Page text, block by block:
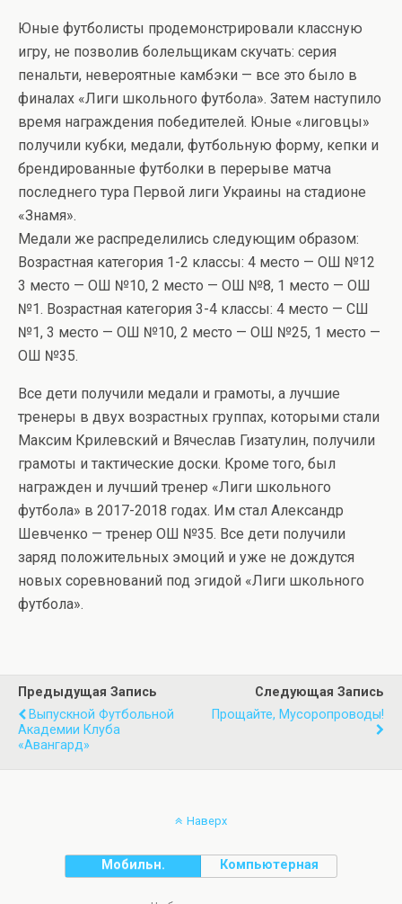
Юные футболисты продемонстрировали классную
игру, не позволив болельщикам скучать: серия
пенальти, невероятные камбэки — все это было в
финалах «Лиги школьного футбола». Затем наступило
время награждения победителей. Юные «лиговцы»
получили кубки, медали, футбольную форму, кепки и
брендированные футболки в перерыве матча
последнего тура Первой лиги Украины на стадионе
«Знамя».
Медали же распределились следующим образом:
Возрастная категория 1-2 классы: 4 место — ОШ №12
3 место — ОШ №10, 2 место — ОШ №8, 1 место — ОШ
№1. Возрастная категория 3-4 классы: 4 место — СШ
№1, 3 место — ОШ №10, 2 место — ОШ №25, 1 место —
ОШ №35.
Все дети получили медали и грамоты, а лучшие
тренеры в двух возрастных группах, которыми стали
Максим Крилевский и Вячеслав Гизатулин, получили
грамоты и тактические доски. Кроме того, был
награжден и лучший тренер «Лиги школьного
футбола» в 2017-2018 годах. Им стал Александр
Шевченко — тренер ОШ №35. Все дети получили
заряд положительных эмоций и уже не дождутся
новых соревнований под эгидой «Лиги школьного
футбола».
Предыдущая Запись
Выпускной Футбольной
Академии Клуба
«Авангард»
Следующая Запись
Прощайте, Мусоропроводы!
Наверх
Мобильн. Компьютерная